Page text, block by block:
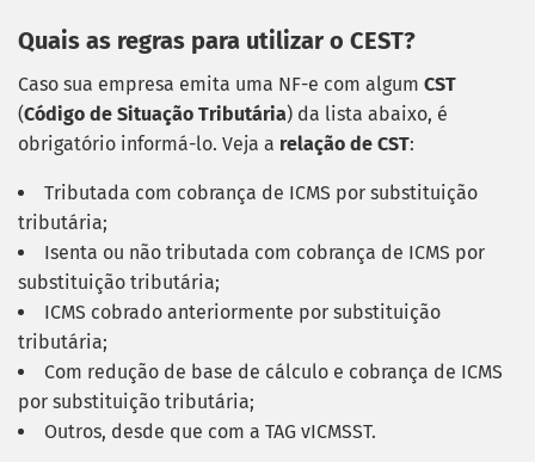
Quais as regras para utilizar o CEST?
Caso sua empresa emita uma NF-e com algum CST
(Código de Situação Tributária) da lista abaixo, é
obrigatório informá-lo. Veja a relação de CST:
Tributada com cobrança de ICMS por substituição
tributária;
Isenta ou não tributada com cobrança de ICMS por
substituição tributária;
ICMS cobrado anteriormente por substituição
tributária;
Com redução de base de cálculo e cobrança de ICMS
por substituição tributária;
Outros, desde que com a TAG vICMSST.